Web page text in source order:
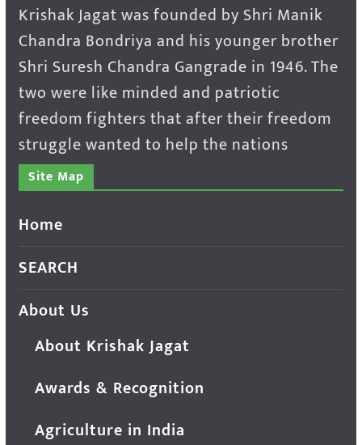
Krishak Jagat was founded by Shri Manik
Chandra Bondriya and his younger brother
Shri Suresh Chandra Gangrade in 1946. The
two were like minded and patriotic
freedom fighters that after their freedom
struggle wanted to help the nations
Site Map
Home
SEARCH
About Us
About Krishak Jagat
Awards & Recognition
Agriculture in India